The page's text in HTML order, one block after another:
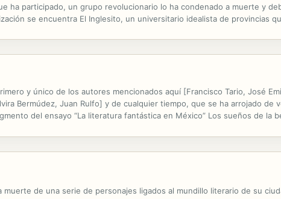
ha participado, un grupo revolucionario lo ha condenado a muerte y
se encuentra El Inglesito, un universitario idealista de provincias
y único de los autores mencionados aquí [Francisco Tario, José
Bermúdez, Juan Rulfo] y de cualquier tiempo, que se ha arrojado de
del ensayo “La literatura fantástica en México” Los sueños de la
muerte de una serie de personajes ligados al mundillo literario de su